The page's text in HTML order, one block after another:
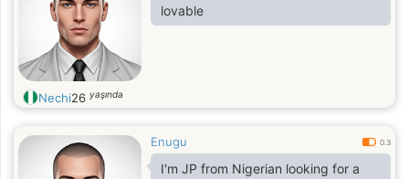
lovable
Nechi26 yaşında
Enugu 0.3
I'm JP from Nigerian looking for a